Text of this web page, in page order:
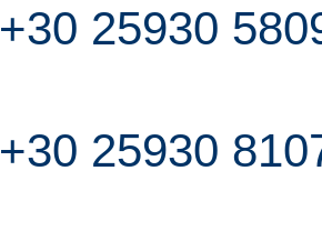
+30 25930
+30 25930